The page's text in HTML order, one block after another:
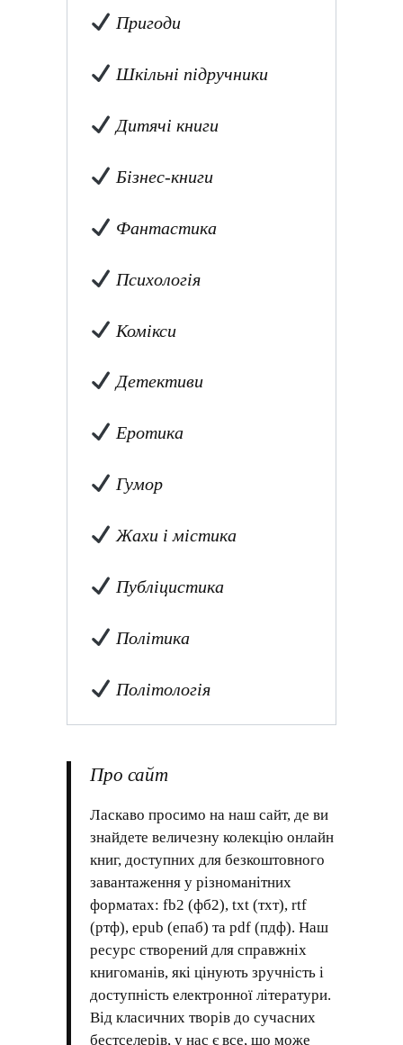
Пригоди
Шкільні підручники
Дитячі книги
Бізнес-книги
Фантастика
Психологія
Комікси
Детективи
Еротика
Гумор
Жахи і містика
Публіцистика
Політика
Політологія
Про сайт
Ласкаво просимо на наш сайт, де ви
знайдете величезну колекцію онлайн
книг, доступних для безкоштовного
завантаження у різноманітних
форматах: fb2 (фб2), txt (тхт), rtf
(ртф), epub (епаб) та pdf (пдф). Наш
ресурс створений для справжніх
книгоманів, які цінують зручність і
доступність електронної літератури.
Від класичних творів до сучасних
бестселерів, у нас є все, що може